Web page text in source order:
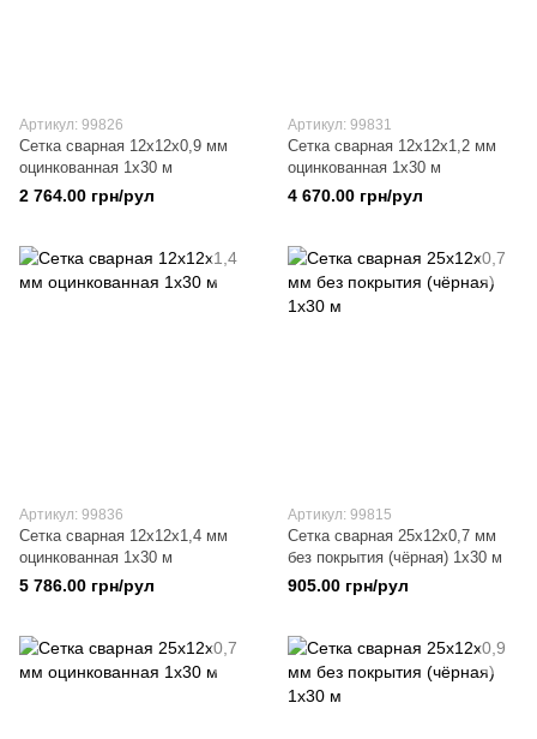
Артикул: 99826
Сетка сварная 12х12х0,9 мм
оцинкованная 1х30 м
2 764.00 грн/рул
Артикул: 99831
Сетка сварная 12х12х1,2 мм
оцинкованная 1х30 м
4 670.00 грн/рул
Артикул: 99836
Сетка сварная 12х12х1,4 мм
оцинкованная 1х30 м
5 786.00 грн/рул
Артикул: 99815
Сетка сварная 25х12х0,7 мм
без покрытия (чёрная) 1х30 м
905.00 грн/рул